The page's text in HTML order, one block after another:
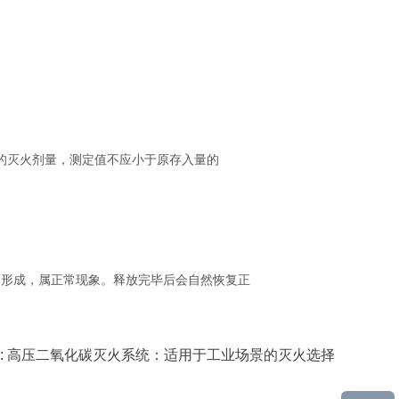
火剂量，测定值不应小于原存入量的
成，属正常现象。释放完毕后会自然恢复正
高压二氧化碳灭火系统：适用于工业场景的灭火选择